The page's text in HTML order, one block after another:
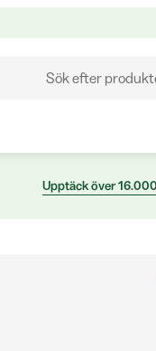
Sök efter
Upptäck över